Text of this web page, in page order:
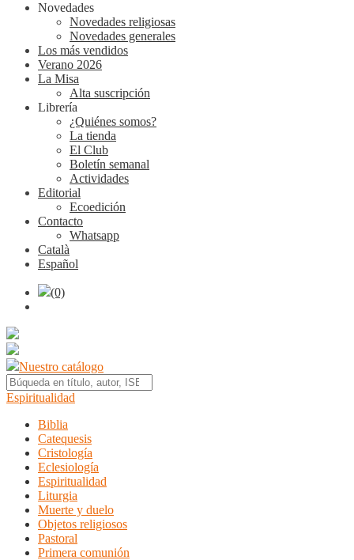
Novedades
Novedades religiosas
Novedades generales
Los más vendidos
Verano 2026
La Misa
Alta suscripción
Librería
¿Quiénes somos?
La tienda
El Club
Boletín semanal
Actividades
Editorial
Ecoedición
Contacto
Whatsapp
Català
Español
(0)
Nuestro catálogo
Espiritualidad
Biblia
Catequesis
Cristología
Eclesiología
Espiritualidad
Liturgia
Muerte y duelo
Objetos religiosos
Pastoral
Primera comunión